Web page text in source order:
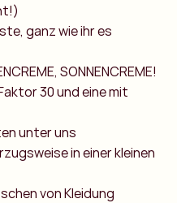
ganz wie ihr es
SONNENCREME!
30 und eine mit
unter uns
in einer kleinen
von Kleidung